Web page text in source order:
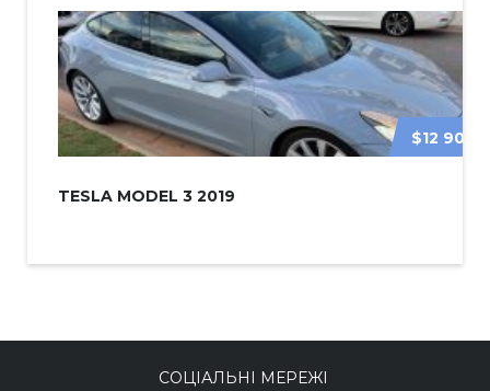
$12 900
TESLA MODEL 3 2019
СОЦІАЛЬНІ МЕРЕЖІ